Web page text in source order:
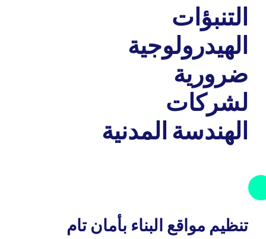
التنبؤات
الهيدرولوجية
ضرورية
لشركات
الهندسة المدنية
تنظيم مواقع البناء بأمان تام